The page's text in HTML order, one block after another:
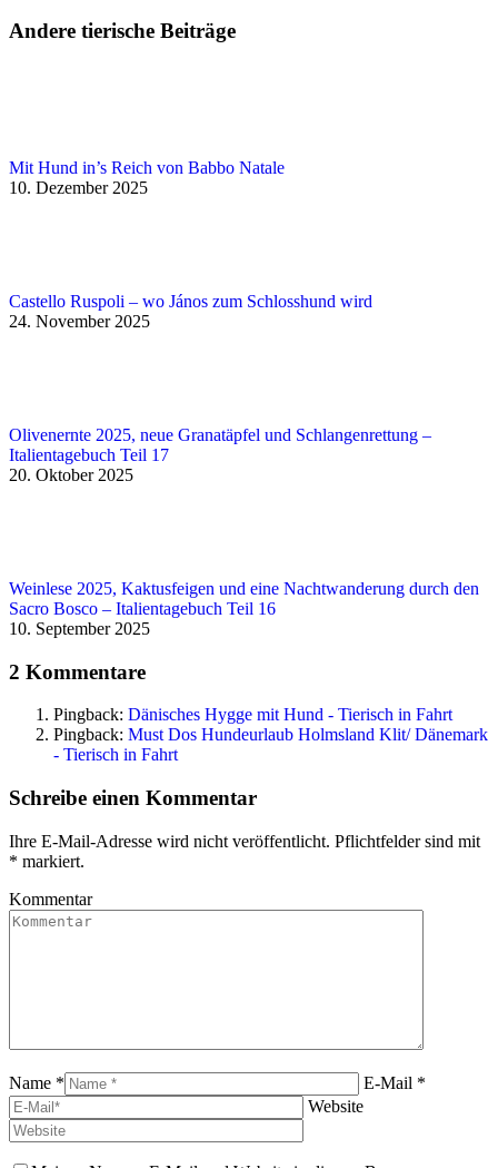
Andere tierische Beiträge
Mit Hund in’s Reich von Babbo Natale
10. Dezember 2025
Castello Ruspoli – wo János zum Schlosshund wird
24. November 2025
Olivenernte 2025, neue Granatäpfel und Schlangenrettung –
Italientagebuch Teil 17
20. Oktober 2025
Weinlese 2025, Kaktusfeigen und eine Nachtwanderung durch den
Sacro Bosco – Italientagebuch Teil 16
10. September 2025
2 Kommentare
Pingback: Dänisches Hygge mit Hund - Tierisch in Fahrt
Pingback: Must Dos Hundeurlaub Holmsland Klit/ Dänemark
- Tierisch in Fahrt
Schreibe einen Kommentar
Ihre E-Mail-Adresse wird nicht veröffentlicht. Pflichtfelder sind mit
* markiert.
Kommentar
Name *
E-Mail *
Website